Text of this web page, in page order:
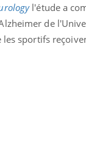
l'étude a
de
les sportifs
écrans